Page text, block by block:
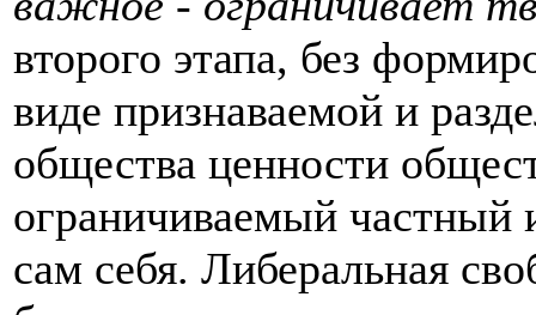
второго этапа, без
виде признаваемой и
общества ценности
ограничиваемый частный
сам себя. Либеральная